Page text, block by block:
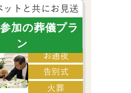
ットと共にお見送
り
加の葬儀プラ
ン
お通夜
告別式
火葬